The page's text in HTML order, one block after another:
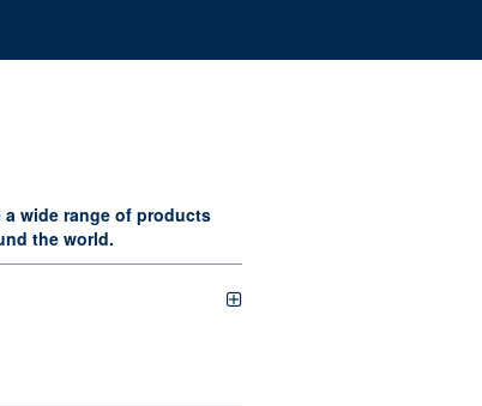
wide range of products
the world.